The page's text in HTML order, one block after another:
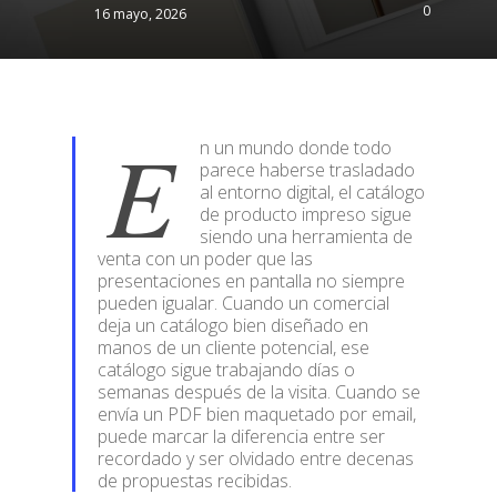
0
16 mayo, 2026
E
n un mundo donde todo
parece haberse trasladado
al entorno digital, el catálogo
de producto impreso sigue
siendo una herramienta de
venta con un poder que las
presentaciones en pantalla no siempre
pueden igualar. Cuando un comercial
deja un catálogo bien diseñado en
manos de un cliente potencial, ese
catálogo sigue trabajando días o
semanas después de la visita. Cuando se
envía un PDF bien maquetado por email,
puede marcar la diferencia entre ser
recordado y ser olvidado entre decenas
de propuestas recibidas.